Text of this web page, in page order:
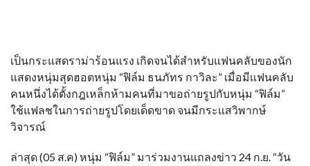
เป็นกระแสดราม่าร้อนแรง เกิดจนได้สำหรับแฟนคลับของนัก
แสดงหนุ่มสุดฮอตหนุ่ม “ฟิล์ม ธนภัทร กาวิละ” เมื่อมีแฟนคลับ
คนหนึ่งได้ตั้งกฎเหล็กห้ามคนที่มาขอถ่ายรูปกับหนุ่ม “ฟิล์ม”
ใช้แฟลชในการถ่ายรูปโดยเด็ดขาด จนมีกระแสวิพากษ์
วิจารณ์
ล่าสุด (05 ส.ค) หนุ่ม “ฟิล์ม” มาร่วมงานแถลงข่าว 24 ก.ย. “วัน